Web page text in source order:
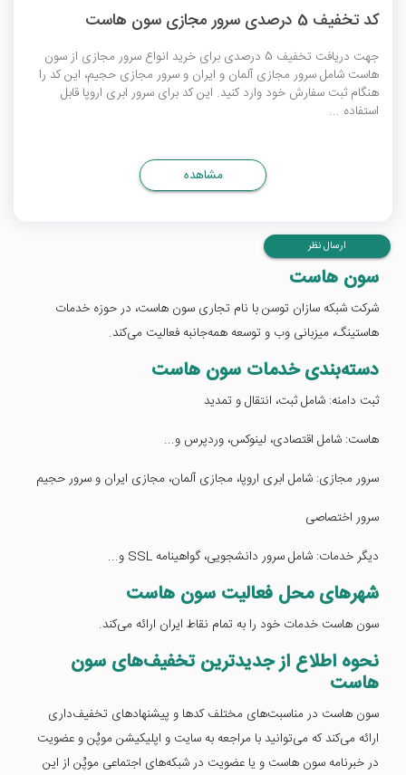
کد تخفیف 5 درصدی سرور مجازی سون هاست
جهت دریافت تخفیف 5 درصدی برای خرید انواع سرور مجازی از سون
هاست شامل سرور مجازی آلمان و ایران و سرور مجازی حجیم، این کد را
هنگام ثبت سفارش خود وارد کنید. این کد برای سرور ابری اروپا قابل
استفاده ...
مشاهده
ارسال نظر
سون هاست
شرکت شبکه سازان توسن با نام تجاری سون هاست، در حوزه خدمات
هاستینگ، میزبانی وب و توسعه همه‌جانبه فعالیت می‌کند.
دسته‌بندی خدمات سون هاست
ثبت دامنه: شامل ثبت، انتقال و تمدید
هاست: شامل اقتصادی، لینوکس، وردپرس و...
سرور مجازی: شامل ابری اروپا، مجازی آلمان، مجازی ایران و سرور حجیم
سرور اختصاصی
دیگر خدمات: شامل سرور دانشجویی، گواهینامه SSL و...
شهرهای محل فعالیت سون هاست
سون هاست خدمات خود را به تمام نقاط ایران ارائه می‌کند.
نحوه اطلاع از جدیدترین تخفیف‌های سون
هاست
سون هاست در مناسبت‌های مختلف کدها و پیشنهادهای تخفیف‌داری
ارائه می‌کند که می‌توانید با مراجعه به سایت و اپلیکیشن موپُن و عضویت
در خبرنامه سون هاست و یا عضویت در شبکه‌های اجتماعی موپُن از این